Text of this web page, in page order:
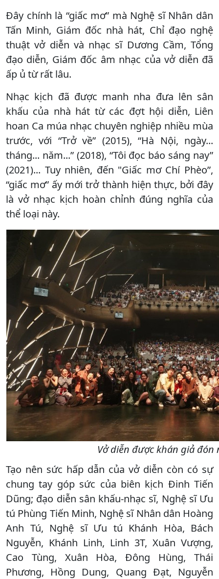
Đây chính là “giấc mơ” mà Nghệ sĩ Nhân dân
Tấn Minh, Giám đốc nhà hát, Chỉ đạo nghệ
thuật vở diễn và nhạc sĩ Dương Cầm, Tổng
đạo diễn, Giám đốc âm nhạc của vở diễn đã
ấp ủ từ rất lâu.
Nhạc kịch đã được manh nha đưa lên sân
khấu của nhà hát từ các đợt hội diễn, Liên
hoan Ca múa nhạc chuyên nghiệp nhiều mùa
trước, với “Trở về” (2015), “Hà Nội, ngày...
tháng... năm...” (2018), “Tôi đọc báo sáng nay”
(2021)... Tuy nhiên, đến "Giấc mơ Chí Phèo”,
“giấc mơ” ấy mới trở thành hiện thực, bởi đây
là vở nhạc kịch hoàn chỉnh đúng nghĩa của
thể loại này.
Vở diễn được khán giả
Tạo nên sức hấp dẫn của vở diễn còn có sự
chung tay góp sức của biên kịch Đinh Tiến
Dũng; đạo diễn sân khấu-nhạc sĩ, Nghệ sĩ Ưu
tú Phùng Tiến Minh, Nghệ sĩ Nhân dân Hoàng
Anh Tú, Nghệ sĩ Ưu tú Khánh Hòa, Bách
Nguyễn, Khánh Linh, Linh 3T, Xuân Vượng,
Cao Tùng, Xuân Hòa, Đông Hùng, Thái
Phương, Hồng Dung, Quang Đạt, Nguyễn